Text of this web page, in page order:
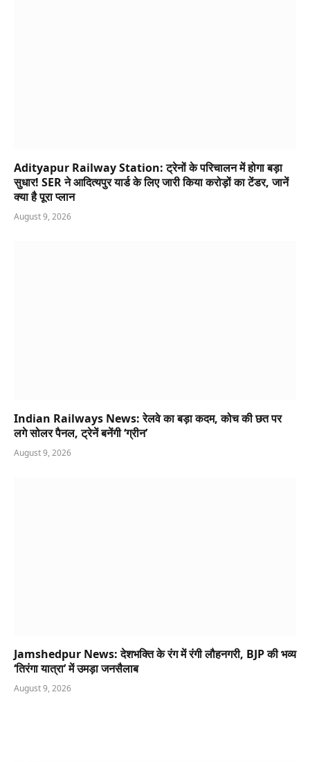
Adityapur Railway Station: ट्रेनों के परिचालन में होगा बड़ा
सुधार! SER ने आदित्यपुर यार्ड के लिए जारी किया करोड़ों का टेंडर, जानें
क्या है पूरा प्लान
August 9, 2026
Indian Railways News: रेलवे का बड़ा कदम, कोच की छत पर
लगे सोलर पैनल, ट्रेनें बनेंगी ‘ग्रीन’
August 9, 2026
Jamshedpur News: देशभक्ति के रंग में रंगी लौहनगरी, BJP की भव्य
‘तिरंगा यात्रा’ में उमड़ा जनसैलाब
August 9, 2026